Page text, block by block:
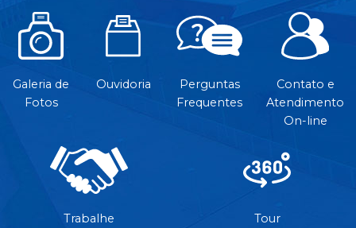
Galeria de
Fotos
Ouvidoria
Perguntas
Frequentes
Contato e
Atendimento
On-line
Trabalhe
Tour